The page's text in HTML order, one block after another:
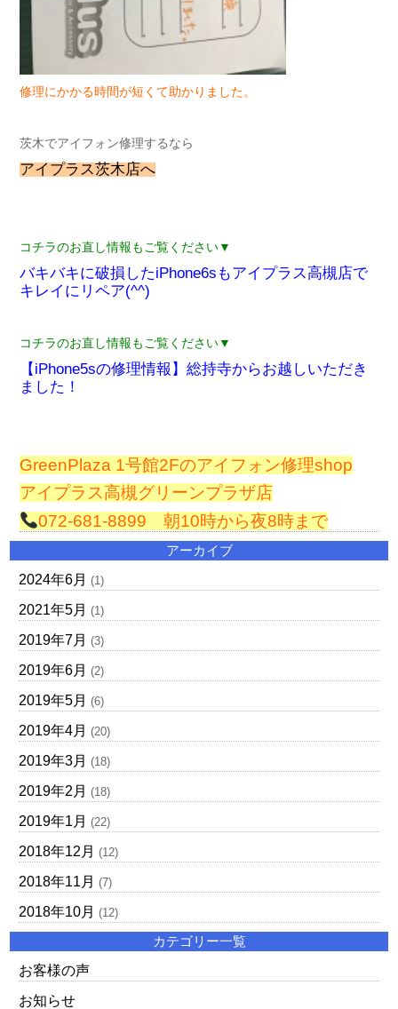
修理にかかる時間が短くて助かりました。
茨木でアイフォン修理するなら
アイプラス茨木店へ
コチラのお直し情報もご覧ください▼
バキバキに破損したiPhone6sもアイプラス高槻店で
キレイにリペア(^^)
コチラのお直し情報もご覧ください▼
【iPhone5sの修理情報】総持寺からお越しいただき
ました！
GreenPlaza 1号館2Fのアイフォン修理shop
アイプラス高槻グリーンプラザ店
072-681-8899 朝10時から夜8時まで
アーカイブ
2024年6月 (1)
2021年5月 (1)
2019年7月 (3)
2019年6月 (2)
2019年5月 (6)
2019年4月 (20)
2019年3月 (18)
2019年2月 (18)
2019年1月 (22)
2018年12月 (12)
2018年11月 (7)
2018年10月 (12)
カテゴリー一覧
お客様の声
お知らせ